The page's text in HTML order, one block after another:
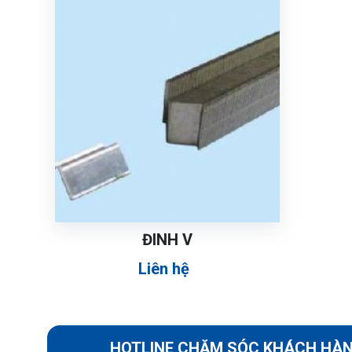
ĐINH V
Liên hệ
HOTLINE CHĂM SÓC KHÁCH